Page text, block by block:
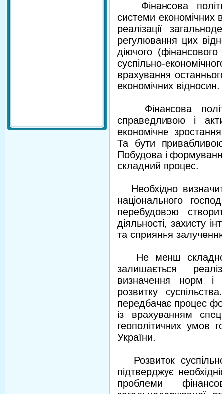
Фінансова
системи економічних
реалізації
регулювання цих
діючого
суспільно-
врахування
економічних відносин.
Фінансова
справедливою і
економічне
Та бути
Побудова і
складний процес.
Необхідно
національного
перебудовою
діяльності, захисту
та сприяння
Не менш складною
залишається
визначення норм і
розвитку
передбачає процес
із врахуванням
геополітичних умов
України.
Розвиток
підтверджує
проблеми